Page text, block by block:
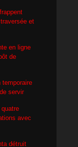
et
en ligne
de
temporaire
servir
quatre
avec
détruit